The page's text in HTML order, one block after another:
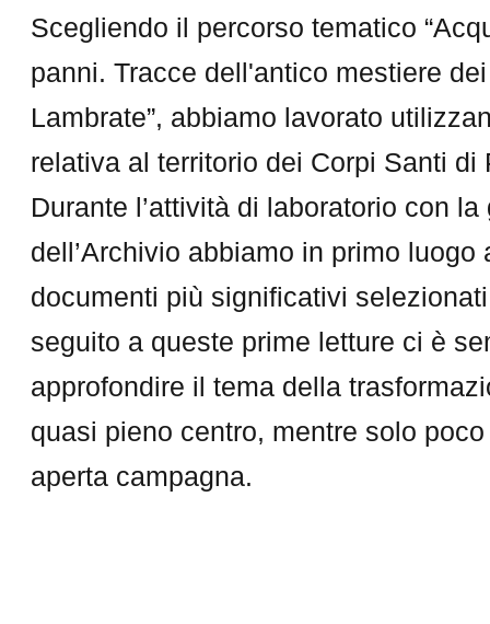
Scegliendo il percorso tematico
panni. Tracce dell'antico mestiere
Lambrate”, abbiamo lavorato
relativa al territorio dei Corpi Santi di
Durante l’attività di laboratorio con
dell’Archivio abbiamo in primo
documenti più significativi
seguito a queste prime letture ci è
approfondire il tema della
quasi pieno centro, mentre solo
aperta campagna.